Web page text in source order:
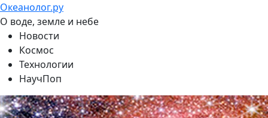
Океанолог.ру
О воде, земле и небе
Новости
Космос
Технологии
НаучПоп